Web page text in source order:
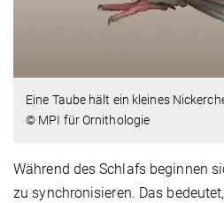
Eine Taube hält ein kleines
© MPI für Ornithologie
Während des Schlafs beginnen
zu synchronisieren. Das